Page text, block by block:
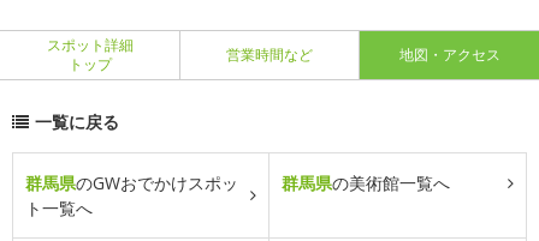
スポット詳細
トップ
営業時間など 地図・アクセス
一覧に戻る
群馬県のGWおでかけスポッ
ト一覧へ
群馬県の美術館一覧へ